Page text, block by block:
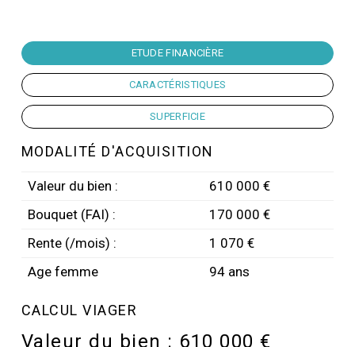
ETUDE FINANCIÈRE
CARACTÉRISTIQUES
SUPERFICIE
MODALITÉ D'ACQUISITION
Valeur du bien :
610 000 €
Bouquet (FAI) :
170 000 €
Rente (/mois) :
1 070 €
Age femme
94 ans
CALCUL VIAGER
Valeur du bien : 610 000 €